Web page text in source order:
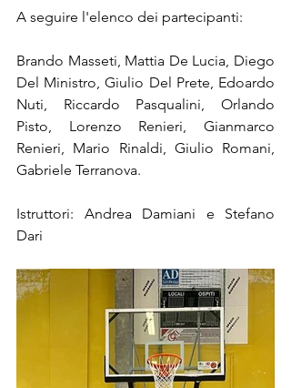
A seguire l'elenco dei partecipanti:
Brando Masseti, Mattia De Lucia, Diego
Del Ministro, Giulio Del Prete, Edoardo
Nuti, Riccardo Pasqualini, Orlando
Pisto, Lorenzo Renieri, Gianmarco
Renieri, Mario Rinaldi, Giulio Romani,
Gabriele Terranova.
Istruttori: Andrea Damiani e Stefano
Dari